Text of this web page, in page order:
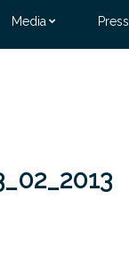
Media Press